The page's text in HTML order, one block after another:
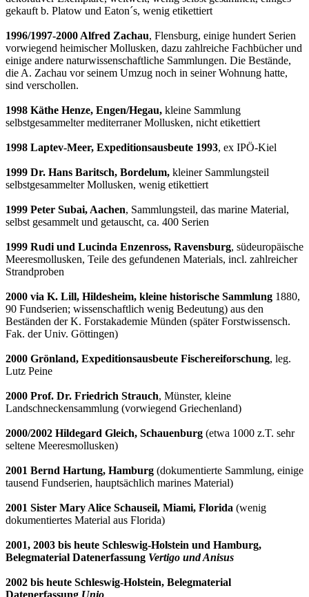
gekauft b. Platow und Eaton´s, wenig etikettiert
1996/1997-2000 Alfred Zachau, Flensburg, einige hundert Serien
vorwiegend heimischer Mollusken, dazu zahlreiche Fachbücher und
einige andere naturwissenschaftliche Sammlungen. Die Bestände,
die A. Zachau vor seinem Umzug noch in seiner Wohnung hatte,
sind verschollen.
1998 Käthe Henze, Engen/Hegau, kleine Sammlung
selbstgesammelter mediterraner Mollusken, nicht etikettiert
1998 Laptev-Meer, Expeditionsausbeute 1993, ex IPÖ-Kiel
1999 Dr. Hans Baritsch, Bordelum, kleiner Sammlungsteil
selbstgesammelter Mollusken, wenig etikettiert
1999 Peter Subai, Aachen, Sammlungsteil, das marine Material,
selbst gesammelt und getauscht, ca. 400 Serien
1999 Rudi und Lucinda Enzenross, Ravensburg, südeuropäische
Meeresmollusken, Teile des gefundenen Materials, incl. zahlreicher
Strandproben
2000 via K. Lill, Hildesheim, kleine historische Sammlung 1880,
90 Fundserien; wissenschaftlich wenig Bedeutung) aus den
Beständen der K. Forstakademie Münden (später Forstwissensch.
Fak. der Univ. Göttingen)
2000 Grönland, Expeditionsausbeute Fischereiforschung, leg.
Lutz Peine
2000 Prof. Dr. Friedrich Strauch, Münster, kleine
Landschneckensammlung (vorwiegend Griechenland)
2000/2002 Hildegard Gleich, Schauenburg (etwa 1000 z.T. sehr
seltene Meeresmollusken)
2001 Bernd Hartung, Hamburg (dokumentierte Sammlung, einige
tausend Fundserien, hauptsächlich marines Material)
2001 Sister Mary Alice Schauseil, Miami, Florida (wenig
dokumentiertes Material aus Florida)
2001, 2003 bis heute Schleswig-Holstein und Hamburg,
Belegmaterial Datenerfassung Vertigo und Anisus
2002 bis heute Schleswig-Holstein, Belegmaterial
Datenerfassung Unio